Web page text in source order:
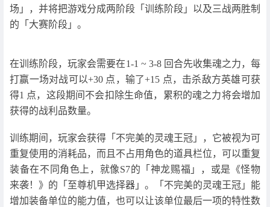
场」，并将把游戏分成两阶段「训练阶段」以及三战两胜制
的「大赛阶段」。
在训练阶段，玩家会需要在1-1 ~ 3-8 回合先收集魂之力，每
打赢一场对战可以+30 点，输了+15 点，击杀敌方英雄可获
得1 点，这段期间不会扣除生命值，累积的魂之力将会增加
获得的战利品数量。
训练期间，玩家会获得「不完美的灵魂王冠」，它被视为可
重复使用的消耗品，而且不占用角色的道具栏位，可以重复
装备在不同角色上，就像S7的「神龙赐福」，或是《怪物
来袭！》的「至尊机甲选择器」。「不完美的灵魂王冠」能
增加装备单位的能力值，也可以让该单位最后一项的特性数